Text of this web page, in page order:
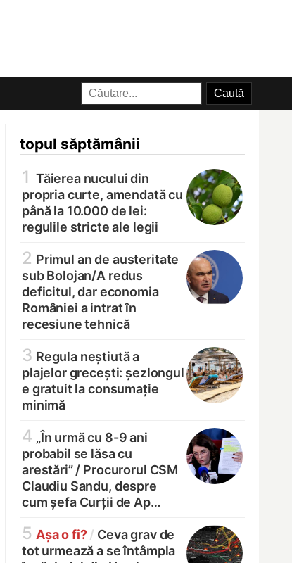
topul săptămânii
1 Tăierea nucului din
propria curte, amendată cu
până la 10.000 de lei:
regulile stricte ale legii
2 Primul an de austeritate
sub Bolojan/A redus
deficitul, dar economia
României a intrat în
recesiune tehnică
3 Regula neștiută a
plajelor grecești: șezlongul
e gratuit la consumație
minimă
4 „În urmă cu 8-9 ani
probabil se lăsa cu
arestări” / Procurorul CSM
Claudiu Sandu, despre
cum șefa Curții de Ap…
5 Așa o fi? / Ceva grav de
tot urmează a se întâmpla